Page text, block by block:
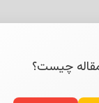
چیست؟